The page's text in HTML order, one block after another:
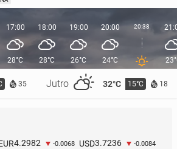
35 Jutro 32°C 15°C 18
17:00
28°C
18:00
28°C
19:00
26°C
20:00
24°C
20:38
4.2982 -0.0068 USD3.7236 -0.0084